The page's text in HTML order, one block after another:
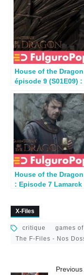
House of the Dragon
épisode 9 (S01E09) :
House of the Dragon
: Episode 7 Lamarck
X-Files
critique games
The F-Files - Nos